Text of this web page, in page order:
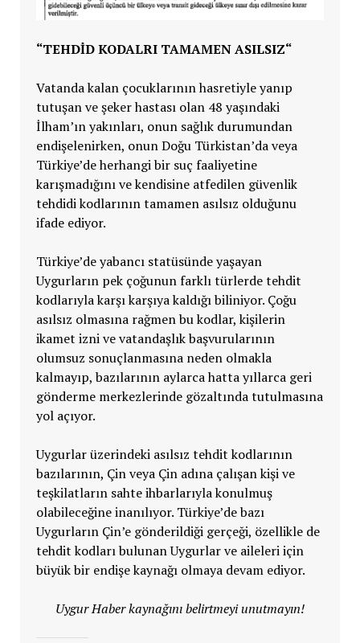
“TEHDİD KODALRI TAMAMEN ASILSIZ“
Vatanda kalan çocuklarının hasretiyle yanıp
tutuşan ve şeker hastası olan 48 yaşındaki
İlham’ın yakınları, onun sağlık durumundan
endişelenirken, onun Doğu Türkistan’da veya
Türkiye’de herhangi bir suç faaliyetine
karışmadığını ve kendisine atfedilen güvenlik
tehdidi kodlarının tamamen asılsız olduğunu
ifade ediyor.
Türkiye’de yabancı statüsünde yaşayan
Uygurların pek çoğunun farklı türlerde tehdit
kodlarıyla karşı karşıya kaldığı biliniyor. Çoğu
asılsız olmasına rağmen bu kodlar, kişilerin
ikamet izni ve vatandaşlık başvurularının
olumsuz sonuçlanmasına neden olmakla
kalmayıp, bazılarının aylarca hatta yıllarca geri
gönderme merkezlerinde gözaltında tutulmasına
yol açıyor.
Uygurlar üzerindeki asılsız tehdit kodlarının
bazılarının, Çin veya Çin adına çalışan kişi ve
teşkilatların sahte ihbarlarıyla konulmuş
olabileceğine inanılıyor. Türkiye’de bazı
Uygurların Çin’e gönderildiği gerçeği, özellikle de
tehdit kodları bulunan Uygurlar ve aileleri için
büyük bir endişe kaynağı olmaya devam ediyor.
Uygur Haber kaynağını belirtmeyi unutmayın!